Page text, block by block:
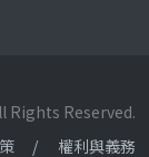
Rights Reserved.
權利與義務